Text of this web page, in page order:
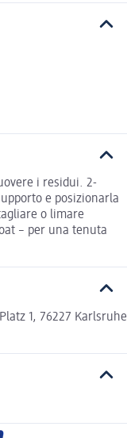
i residui. 2-
e posizionarla
o limare
– per una tenuta
1, 76227 Karlsruhe